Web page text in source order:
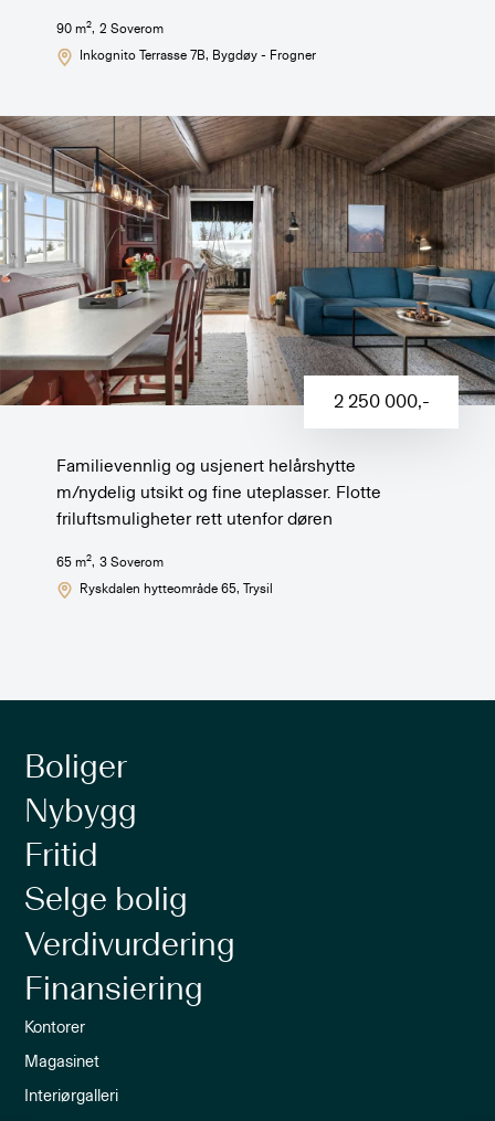
90 m2, 2 Soverom
Inkognito Terrasse 7B, Bygdøy - Frogner
2 250 000,-
Familievennlig og usjenert helårshytte
m/nydelig utsikt og fine uteplasser. Flotte
friluftsmuligheter rett utenfor døren
65 m2, 3Soverom
Ryskdalen hytteområde 65, Trysil
Boliger
Nybygg
Fritid
Selge bolig
Verdivurdering
Finansiering
Kontorer
Magasinet
Interiørgalleri